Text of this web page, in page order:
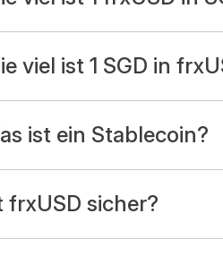
viel ist 1 SGD in
ist ein Stablecoin?
frxUSD sicher?